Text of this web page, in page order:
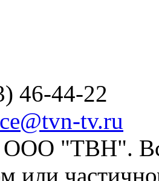
46-44-22
tv.ru
ООО "ТВН".
или